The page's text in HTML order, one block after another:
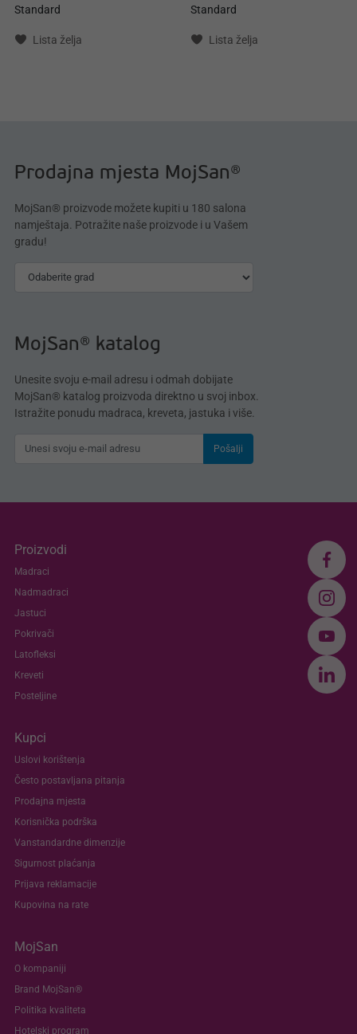
Standard
Lista želja
Standard
Lista želja
Prodajna mjesta MojSan®
MojSan® proizvode možete kupiti u 180 salona
namještaja. Potražite naše proizvode i u Vašem
gradu!
MojSan® katalog
Unesite svoju e-mail adresu i odmah dobijate
MojSan® katalog proizvoda direktno u svoj inbox.
Istražite ponudu madraca, kreveta, jastuka i više.
Pošalji
Proizvodi
Madraci
Nadmadraci
Jastuci
Pokrivači
Latofleksi
Kreveti
Posteljine
Kupci
Uslovi korištenja
Često postavljana pitanja
Prodajna mjesta
Korisnička podrška
Vanstandardne dimenzije
Sigurnost plaćanja
Prijava reklamacije
Kupovina na rate
MojSan
O kompaniji
Brand MojSan®
Politika kvaliteta
Hotelski program